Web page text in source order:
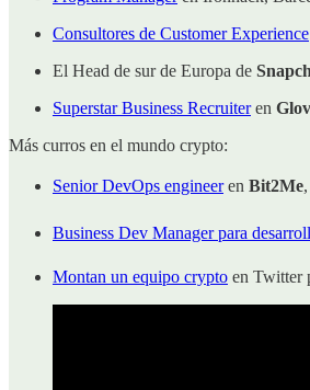
Consultores de Customer Experience
El Head de sur de Europa de
Superstar Business Recruiteren
Más curros en el mundo crypto:
Senior DevOps engineeren Bit2Me
Business Dev Manager para
Montan un equipo crypto en Twitter